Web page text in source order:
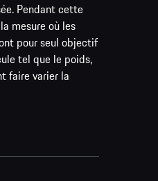
Pendant cette
mesure où les
pour seul objectif
tel que le poids,
faire varier la